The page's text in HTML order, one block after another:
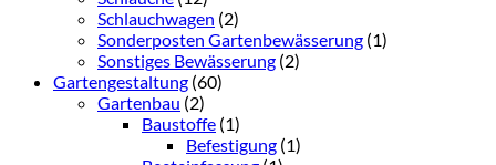
Schlauchwagen (2)
Sonderposten Gartenbewässerung (1)
Sonstiges Bewässerung (2)
Gartengestaltung (60)
Gartenbau (2)
Baustoffe (1)
Befestigung (1)